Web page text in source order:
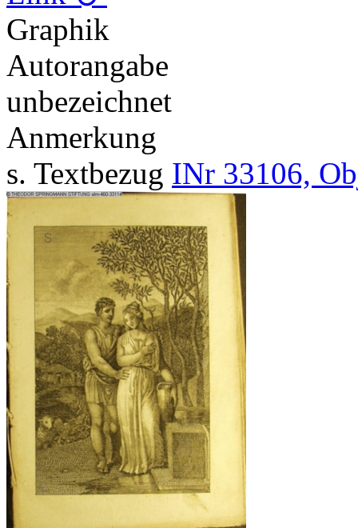
Graphik
Autorangabe
unbezeichnet
Anmerkung
s. Textbezug INr 33106,